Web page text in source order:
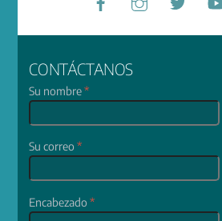
CONTÁCTANOS
Su nombre*
Su correo*
Encabezado*